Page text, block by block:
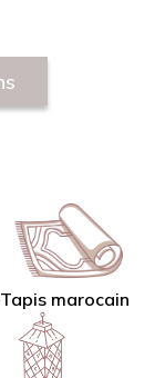
Tapis marocain